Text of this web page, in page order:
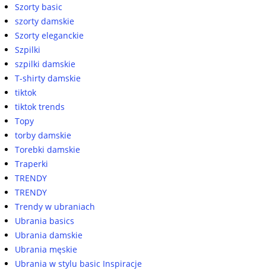
Szorty basic
szorty damskie
Szorty eleganckie
Szpilki
szpilki damskie
T-shirty damskie
tiktok
tiktok trends
Topy
torby damskie
Torebki damskie
Traperki
TRENDY
TRENDY
Trendy w ubraniach
Ubrania basics
Ubrania damskie
Ubrania męskie
Ubrania w stylu basic Inspiracje